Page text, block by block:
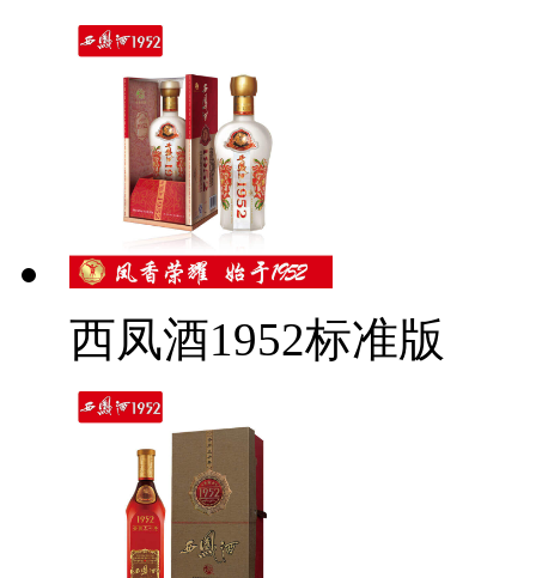
西凤酒1952标准版